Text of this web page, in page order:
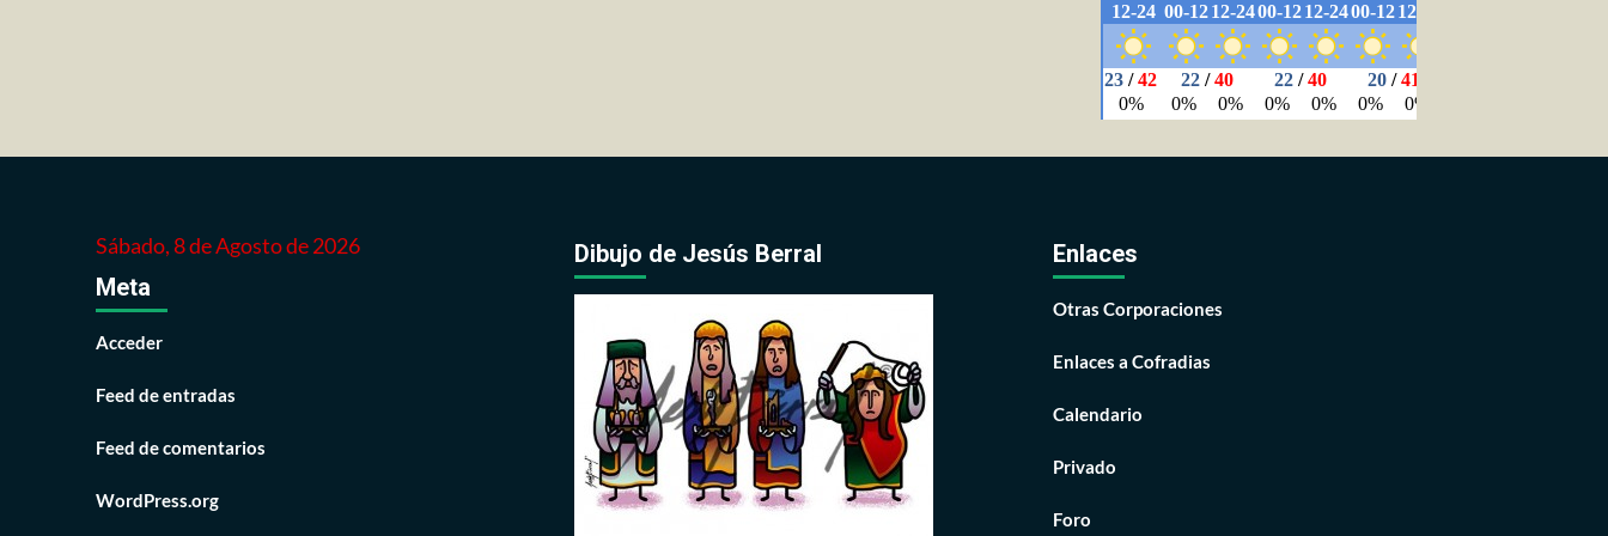
Sábado, 8 de Agosto de 2026
Meta
Acceder
Feed de entradas
Feed de comentarios
WordPress.org
Dibujo de Jesús Berral Enlaces
Otras Corporaciones
Enlaces a Cofradias
Calendario
Privado
Foro